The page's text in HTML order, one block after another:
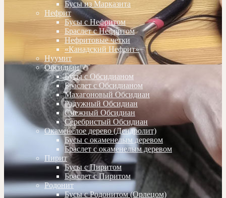
Бусы из Марказита
Нефрит
Бусы с Нефритом
Браслет с Нефритом
Нефритовые четки
«Канадский Нефрит»
Нуумит
Обсидиан
Бусы с Обсидианом
Браслет с Обсидианом
Махагоновый Обсидиан
Радужный Обсидиан
Снежный Обсидиан
Серебристый Обсидиан
Окаменелое дерево (Дендролит)
Бусы с окаменелым деревом
Браслет с окаменелым деревом
Пирит
Бусы с Пиритом
Браслет с Пиритом
Родонит
Бусы с Родонитом (Орлецом)